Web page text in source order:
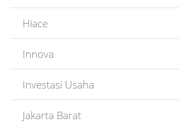
Hiace
Innova
Investasi Usaha
Jakarta Barat